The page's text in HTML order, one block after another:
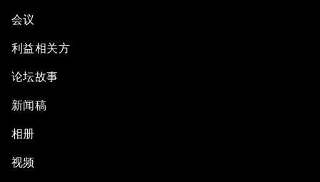
会议
利益相关方
论坛故事
新闻稿
相册
视频